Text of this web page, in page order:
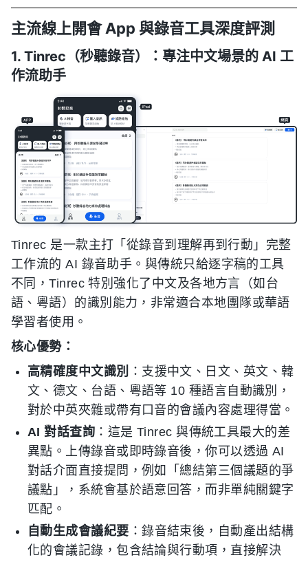
主流線上開會 App 與錄音工具深度評測
1. Tinrec（秒聽錄音）：專注中文場景的 AI 工
作流助手
Tinrec 是一款主打「從錄音到理解再到行動」完整
工作流的 AI 錄音助手。與傳統只給逐字稿的工具
不同，Tinrec 特別強化了中文及各地方言（如台
語、粵語）的識別能力，非常適合本地團隊或華語
學習者使用。
核心優勢：
高精確度中文識別
：支援中文、日文、英文、韓
文、德文、台語、粵語等 10 種語言自動識別，
對於中英夾雜或帶有口音的會議內容處理得當。
AI 對話查詢 ：這是 Tinrec 與傳統工具最大的差
異點。上傳錄音或即時錄音後，你可以透過 AI
對話介面直接提問，例如「總結第三個議題的爭
議點」，系統會基於語意回答，而非單純關鍵字
匹配。
自動生成會議紀要 ：錄音結束後，自動產出結構
化的會議記錄，包含結論與行動項，直接解決